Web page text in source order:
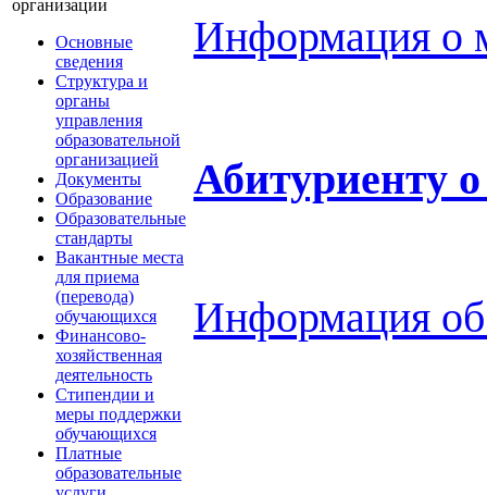
организации
Основные
сведения
Структура и
органы
управления
образовательной
организацией
Документы
Образование
Образовательные
стандарты
Вакантные места
для приема
(перевода)
обучающихся
Финансово-
хозяйственная
деятельность
Стипендии и
меры поддержки
обучающихся
Платные
образовательные
Информация о
Абитуриенту
Информация